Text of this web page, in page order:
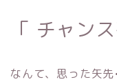
「 チャン
なんて、思った矢先